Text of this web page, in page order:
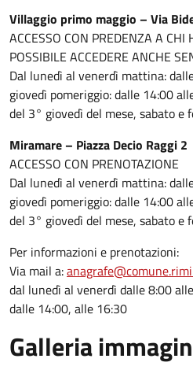
Villaggio primo maggio – Via
ACCESSO CON PREDENZA A CHI
POSSIBILE ACCEDERE ANCHE
Dal lunedì al venerdì mattina:
giovedì pomeriggio: dalle 14:00
del 3° giovedì del mese, sabato e
Miramare – Piazza Decio Raggi 2
ACCESSO CON PRENOTAZIONE
Dal lunedì al venerdì mattina:
giovedì pomeriggio: dalle 14:00
del 3° giovedì del mese, sabato e
Per informazioni e prenotazioni:
Via mail a:
dal lunedì al venerdì dalle 8:00
dalle 14:00, alle 16:30
Galleria